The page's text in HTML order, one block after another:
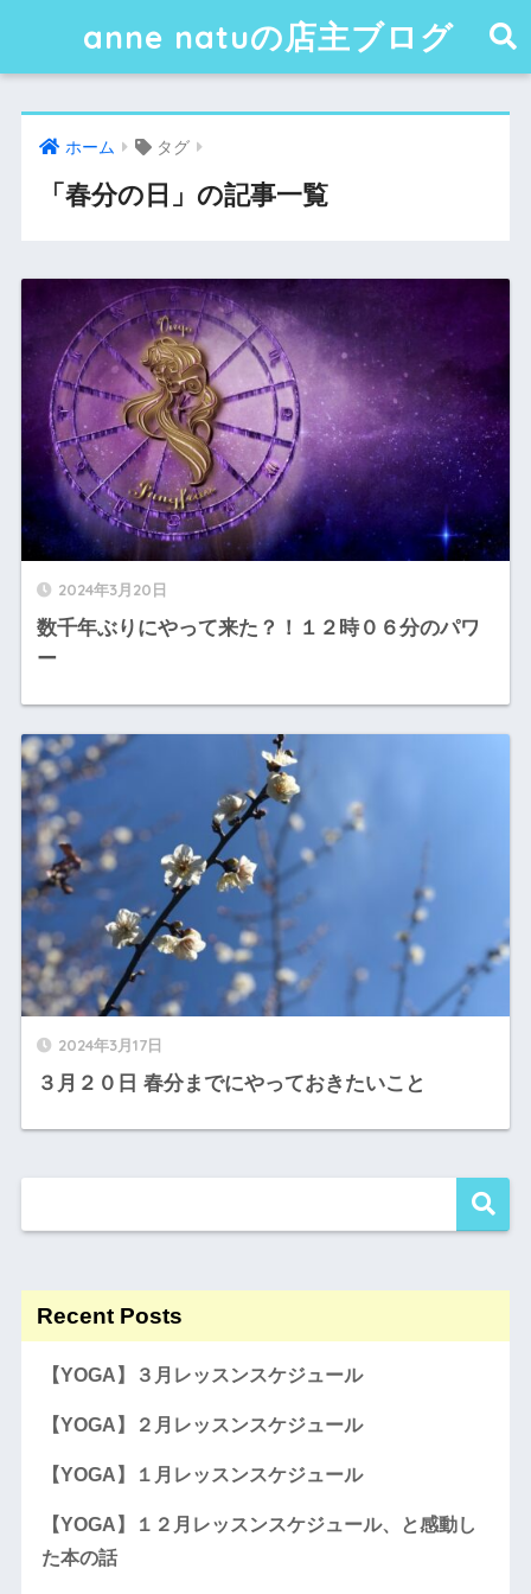
anne natuの店主ブログ
ホーム タグ
「春分の日」の記事一覧
2024年3月20日
数千年ぶりにやって来た？！１２時０６分のパワ
ー
2024年3月17日
３月２０日 春分までにやっておきたいこと
Recent Posts
【YOGA】３月レッスンスケジュール
【YOGA】２月レッスンスケジュール
【YOGA】１月レッスンスケジュール
【YOGA】１２月レッスンスケジュール、と感動し
た本の話